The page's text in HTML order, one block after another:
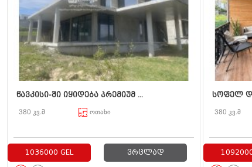
წავკისი-ში იყიდება პრემიუმ ...
380 კვ.მ ოთახი
1036000 GEL ვრცლად
სოფელ
380 კვ.მ
1092000